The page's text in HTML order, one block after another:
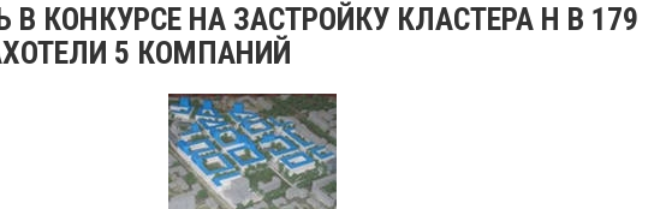
В КОНКУРСЕ НА ЗАСТРОЙКУ КЛАСТЕРА Н В 179
5 КОМПАНИЙ